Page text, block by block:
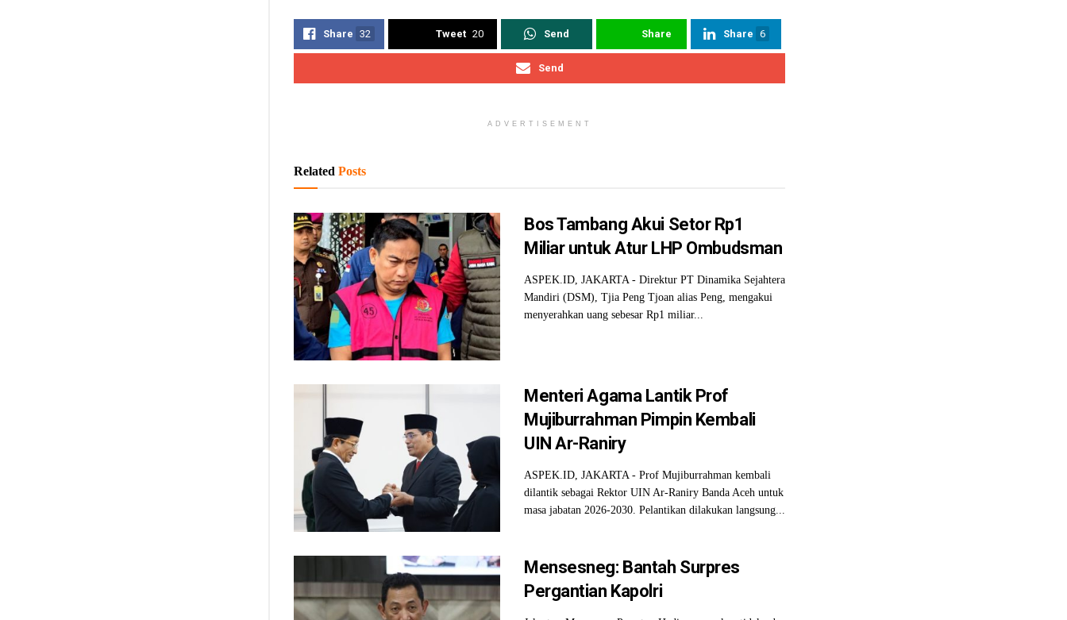
Share 32 Tweet 20 Send Share Share 6
Send
ADVERTISEMENT
Related Posts
Bos Tambang Akui Setor Rp1
Miliar untuk Atur LHP Ombudsman
ASPEK.ID, JAKARTA - Direktur PT Dinamika Sejahtera
Mandiri (DSM), Tjia Peng Tjoan alias Peng, mengakui
menyerahkan uang sebesar Rp1 miliar...
Menteri Agama Lantik Prof
Mujiburrahman Pimpin Kembali
UIN Ar-Raniry
ASPEK.ID, JAKARTA - Prof Mujiburrahman kembali
dilantik sebagai Rektor UIN Ar-Raniry Banda Aceh untuk
masa jabatan 2026-2030. Pelantikan dilakukan langsung...
Mensesneg: Bantah Surpres
Pergantian Kapolri